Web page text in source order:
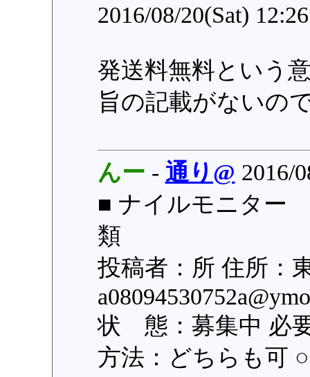
2016/08/20(Sat)
発送料無料という
旨の記載がないの
んー - 通り@ 2016/
■ ナイルモニター
類
投稿者：所 住所：
状 態：募集中 必
方法：どちらも可